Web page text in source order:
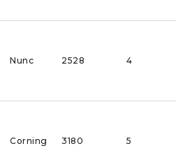
Nunc 2528 4
Corning 3180 5